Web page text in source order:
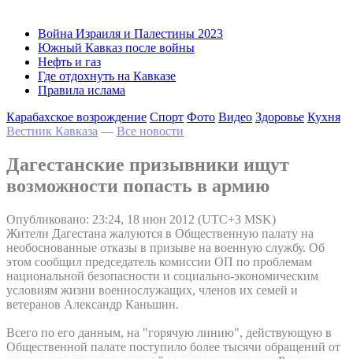
Война Израиля и Палестины 2023
Южный Кавказ после войны
Нефть и газ
Где отдохнуть на Кавказе
Правила ислама
Карабахское возрождение Спорт Фото Видео Здоровье Кухня
Вестник Кавказа — Все новости
Дагестанские призывники ищут
возможности попасть в армию
Опубликовано: 23:24, 18 июн 2012 (UTC+3 MSK)
Жители Дагестана жалуются в Общественную палату на
необоснованные отказы в призыве на военную службу. Об
этом сообщил председатель комиссии ОП по проблемам
национальной безопасности и социально-экономическим
условиям жизни военнослужащих, членов их семей и
ветеранов Александр Каньшин.
Всего по его данным, на "горячую линию", действующую в
Общественной палате поступило более тысячи обращений от